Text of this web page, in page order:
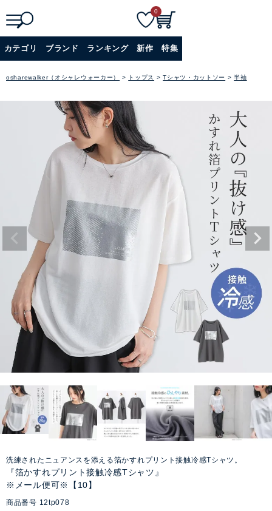
詳細検索
0
カテゴリ ブランド ランキング 新作 特集
osharewalker（オシャレウォーカー） トップス Tシャツ・カットソー 半袖
洗練されたニュアンスを添える箔かすれプリント接触冷感Tシャツ。
『箔かすれプリント接触冷感Tシャツ』
※メール便可※【10】
商品番号 12tp078